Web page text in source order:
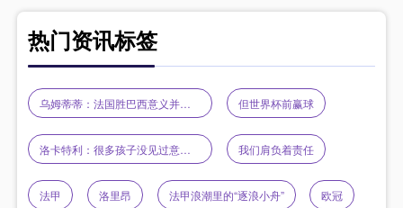
热门资讯标签
乌姆蒂蒂：法国胜巴西意义并不大 但世界杯前赢球
洛卡特利：很多孩子没见过意大利踢世界杯 我们肩负着责任
法甲 洛里昂 法甲浪潮里的“逐浪小舟” 欧冠